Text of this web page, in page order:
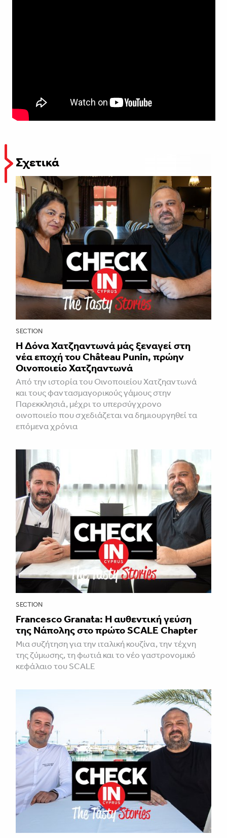
Σχετικά
SECTION
Η Δόνα Χατζηαντωνά μάς ξεναγεί στη
νέα εποχή του Château Punin, πρώην
Οινοποιείο Χατζηαντωνά
Από την ιστορία του Οινοποιείου Χατζηαντωνά
και τους φαντασμαγορικούς γάμους στην
Παρεκκλησιά, μέχρι το υπερσύγχρονο
οινοποιείο που σχεδιάζεται να δημιουργηθεί τα
επόμενα χρόνια
SECTION
Francesco Granata: Η αυθεντική γεύση
της Νάπολης στο πρώτο SCALE Chapter
Μια συζήτηση για την ιταλική κουζίνα, την τέχνη
της ζύμωσης, τη φωτιά και το νέο γαστρονομικό
κεφάλαιο του SCALE